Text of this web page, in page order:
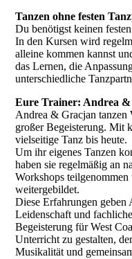
Tanzen ohne festen
Du benötigst keinen
In den Kursen wird
alleine kommen kannst
das Lernen, die
unterschiedliche
Eure Trainer: Andrea
Andrea & Gracjan tanzen
großer Begeisterung. Mit
vielseitige Tanz bis heute.
Um ihr eigenes Tanzen
haben sie regelmäßig an
Workshops
weitergebildet.
Diese Erfahrungen
Leidenschaft und
Begeisterung für West
Unterricht zu gestalten,
Musikalität und